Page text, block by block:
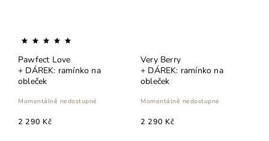
Pawfect Love
+ DÁREK: ramínko na
obleček
Momentálně nedostupné
2 290 Kč
Very Berry
+ DÁREK: ramínko na
obleček
Momentálně nedostupné
2 290 Kč